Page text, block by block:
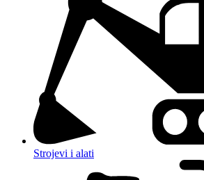
Strojevi i alati